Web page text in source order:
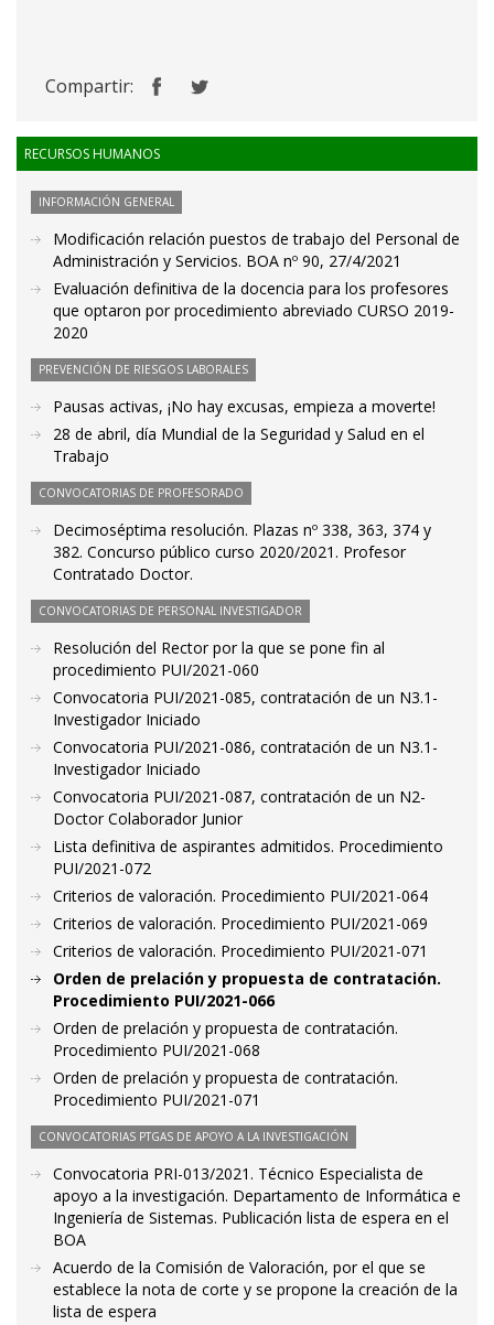
Compartir:
RECURSOS HUMANOS
INFORMACIÓN GENERAL
Modificación relación puestos de trabajo del Personal de
Administración y Servicios. BOA nº 90, 27/4/2021
Evaluación definitiva de la docencia para los profesores
que optaron por procedimiento abreviado CURSO 2019-
2020
PREVENCIÓN DE RIESGOS LABORALES
Pausas activas, ¡No hay excusas, empieza a moverte!
28 de abril, día Mundial de la Seguridad y Salud en el
Trabajo
CONVOCATORIAS DE PROFESORADO
Decimoséptima resolución. Plazas nº 338, 363, 374 y
382. Concurso público curso 2020/2021. Profesor
Contratado Doctor.
CONVOCATORIAS DE PERSONAL INVESTIGADOR
Resolución del Rector por la que se pone fin al
procedimiento PUI/2021-060
Convocatoria PUI/2021-085, contratación de un N3.1-
Investigador Iniciado
Convocatoria PUI/2021-086, contratación de un N3.1-
Investigador Iniciado
Convocatoria PUI/2021-087, contratación de un N2-
Doctor Colaborador Junior
Lista definitiva de aspirantes admitidos. Procedimiento
PUI/2021-072
Criterios de valoración. Procedimiento PUI/2021-064
Criterios de valoración. Procedimiento PUI/2021-069
Criterios de valoración. Procedimiento PUI/2021-071
Orden de prelación y propuesta de contratación.
Procedimiento PUI/2021-066
Orden de prelación y propuesta de contratación.
Procedimiento PUI/2021-068
Orden de prelación y propuesta de contratación.
Procedimiento PUI/2021-071
CONVOCATORIAS PTGAS DE APOYO A LA INVESTIGACIÓN
Convocatoria PRI-013/2021. Técnico Especialista de
apoyo a la investigación. Departamento de Informática e
Ingeniería de Sistemas. Publicación lista de espera en el
BOA
Acuerdo de la Comisión de Valoración, por el que se
establece la nota de corte y se propone la creación de la
lista de espera